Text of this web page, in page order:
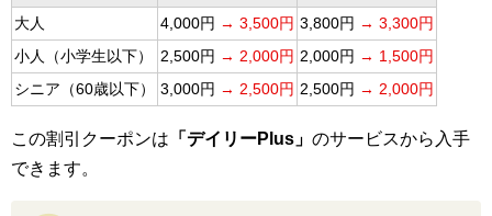
大人
4,000円 → 3,500円 3,800円 → 3,300円
小人（小学生以下）
2,500円 → 2,000円 2,000円 → 1,500円
シニア（60歳以下）
3,000円 → 2,500円 2,500円 → 2,000円
この割引クーポンは 「デイリーPlus」 のサービスから入手
できます。